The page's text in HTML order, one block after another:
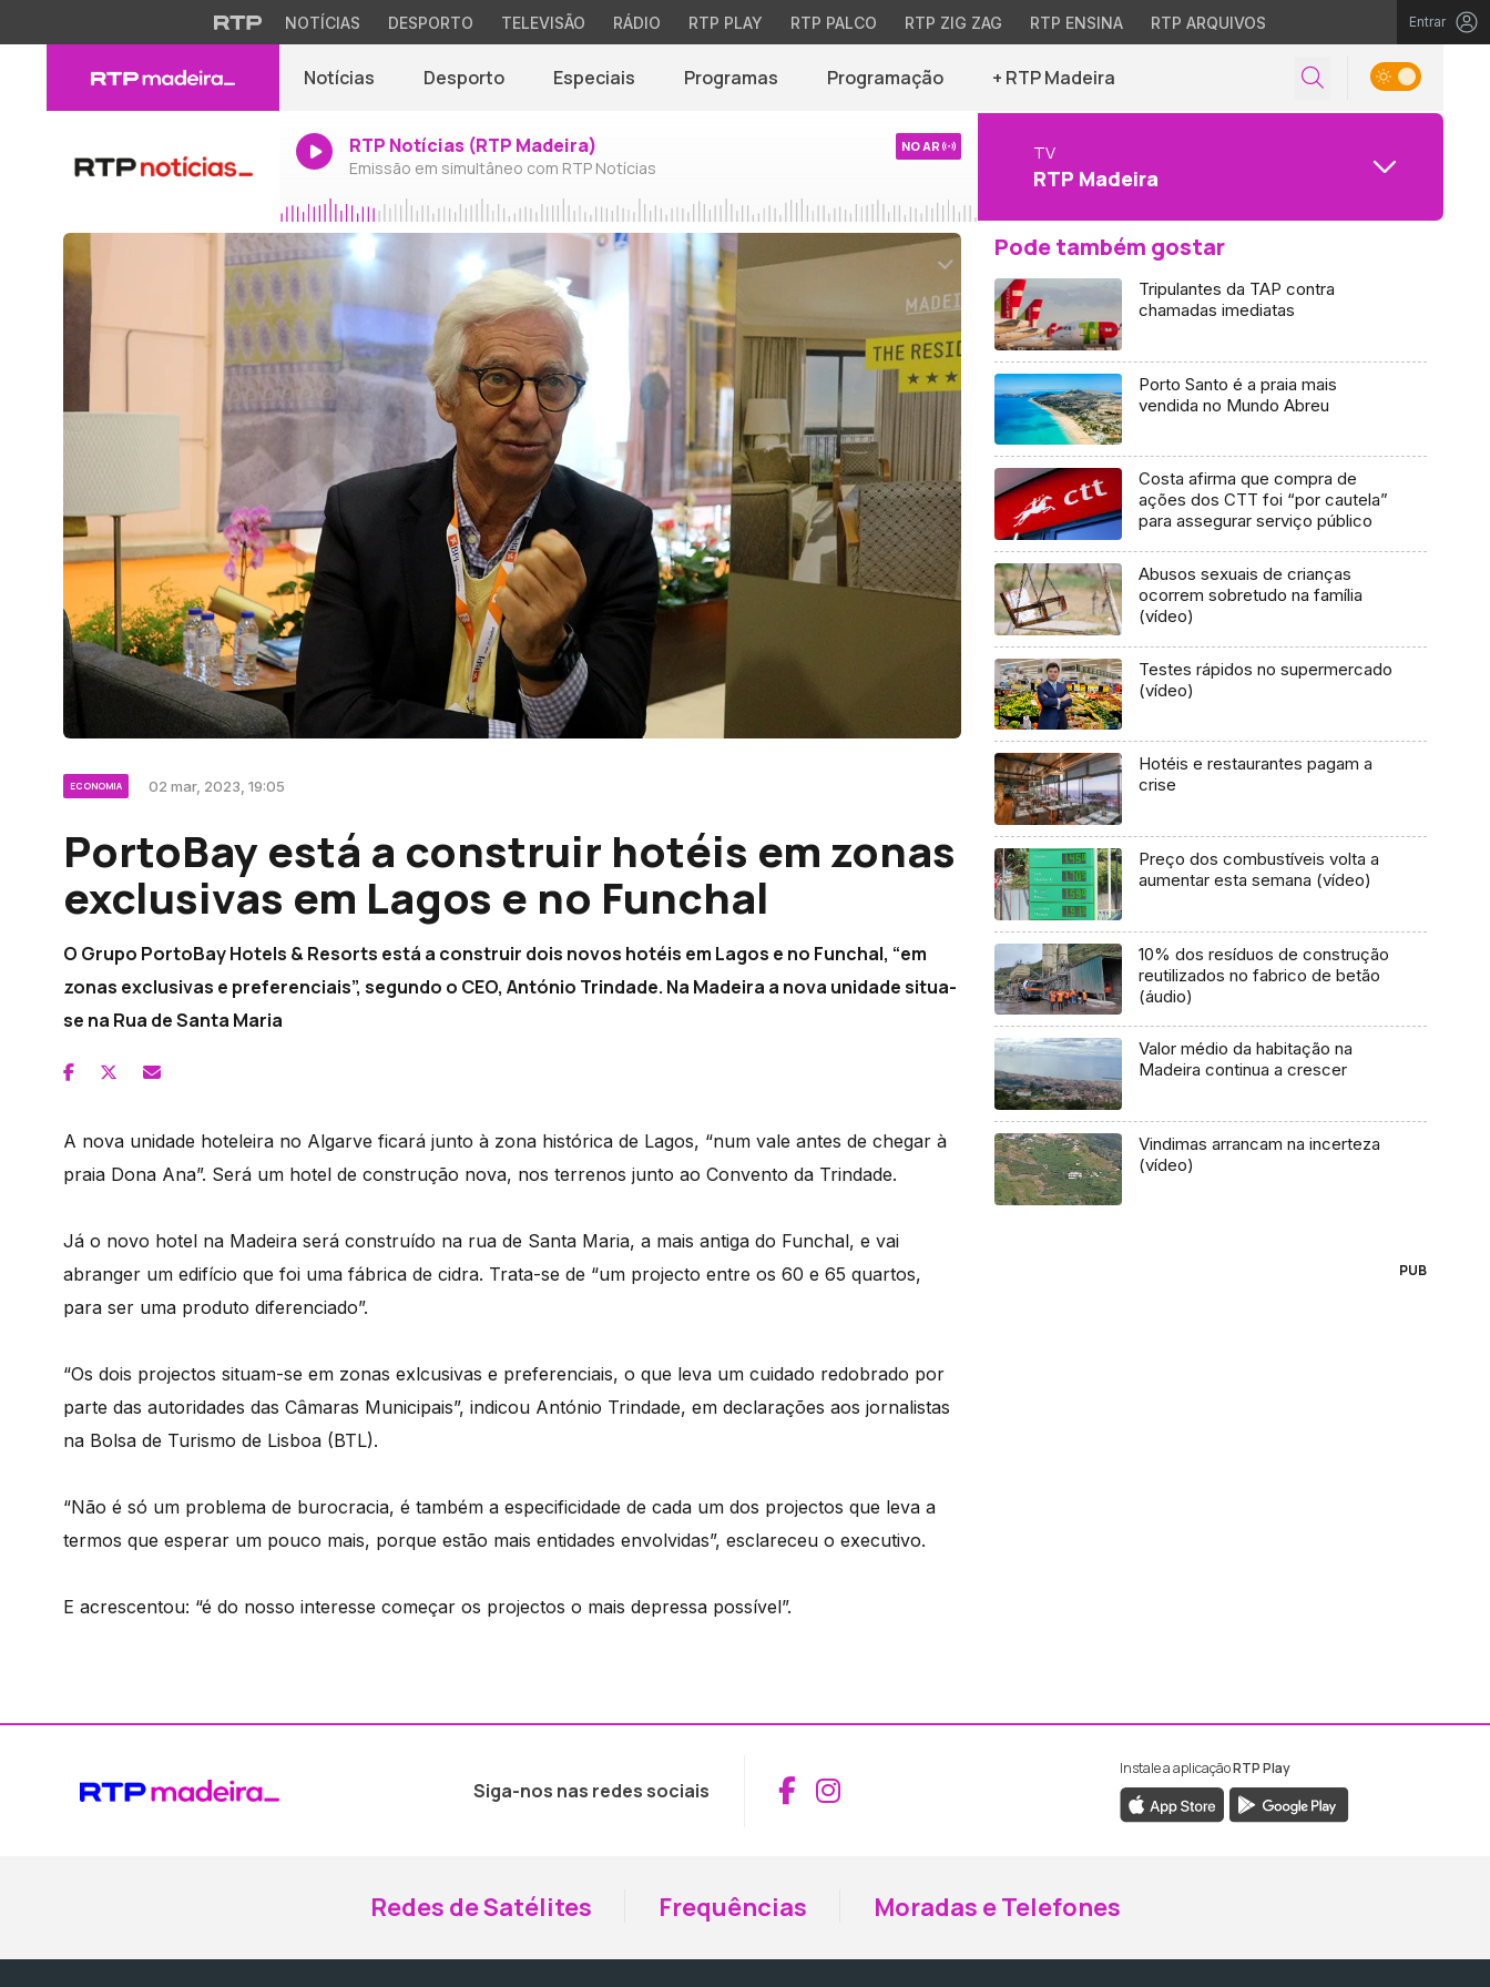
NOTÍCIAS DESPORTO TELEVISÃO RÁDIO RTP PLAY RTP PALCO RTP ZIG ZAG RTP ENSINA RTP ARQUIVOS Entrar
Notícias Desporto Especiais Programas Programação + RTP Madeira
RTP Notícias (RTP Madeira)
Emissão em simultâneo com RTP Notícias
NO AR TV
RTP Madeira
ECONOMIA 02 mar, 2023, 19:05
PortoBay está a construir hotéis em zonas
exclusivas em Lagos e no Funchal
O Grupo PortoBay Hotels & Resorts está a construir dois novos hotéis em Lagos e no Funchal, “em
zonas exclusivas e preferenciais”, segundo o CEO, António Trindade. Na Madeira a nova unidade situa-
se na Rua de Santa Maria
A nova unidade hoteleira no Algarve ficará junto à zona histórica de Lagos, “num vale antes de chegar à
praia Dona Ana”. Será um hotel de construção nova, nos terrenos junto ao Convento da Trindade.
Já o novo hotel na Madeira será construído na rua de Santa Maria, a mais antiga do Funchal, e vai
abranger um edifício que foi uma fábrica de cidra. Trata-se de “um projecto entre os 60 e 65 quartos,
para ser uma produto diferenciado”.
“Os dois projectos situam-se em zonas exlcusivas e preferenciais, o que leva um cuidado redobrado por
parte das autoridades das Câmaras Municipais”, indicou António Trindade, em declarações aos jornalistas
na Bolsa de Turismo de Lisboa (BTL).
“Não é só um problema de burocracia, é também a especificidade de cada um dos projectos que leva a
termos que esperar um pouco mais, porque estão mais entidades envolvidas”, esclareceu o executivo.
E acrescentou: “é do nosso interesse começar os projectos o mais depressa possível”.
Pode também gostar
Tripulantes da TAP contra
chamadas imediatas
Porto Santo é a praia mais
vendida no Mundo Abreu
Costa afirma que compra de
ações dos CTT foi “por cautela”
para assegurar serviço público
Abusos sexuais de crianças
ocorrem sobretudo na família
(vídeo)
Testes rápidos no supermercado
(vídeo)
Hotéis e restaurantes pagam a
crise
Preço dos combustíveis volta a
aumentar esta semana (vídeo)
10% dos resíduos de construção
reutilizados no fabrico de betão
(áudio)
Valor médio da habitação na
Madeira continua a crescer
Vindimas arrancam na incerteza
(vídeo)
PUB
Siga-nos nas redes sociais Aceder ao Facebook da RTP Madeira
Aceder ao Instagram da RTP Madeira
Instale a aplicaçãoRTP Play
Redes de Satélites Frequências Moradas e Telefones